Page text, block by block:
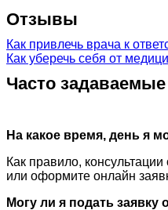
Отзывы
Как привлечь врача к
Как уберечь себя от
Часто
На какое время, день я
Как правило,
или оформите онлайн
Могу ли я подать заявку